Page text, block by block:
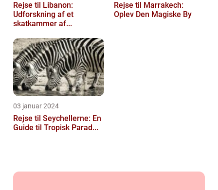
Rejse til Libanon:
Udforskning af et
skatkammer af...
Rejse til Marrakech:
Oplev Den Magiske By
03 januar 2024
Rejse til Seychellerne: En
Guide til Tropisk Parad...